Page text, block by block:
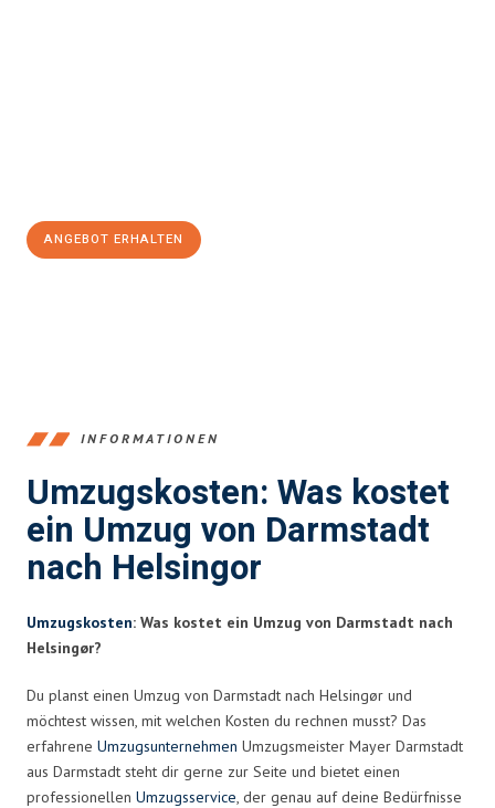
ANGEBOT ERHALTEN
INFORMATIONEN
Umzugskosten: Was kostet
ein Umzug von Darmstadt
nach Helsingor
Umzugskosten: Was kostet ein Umzug von Darmstadt nach
Helsingør?
Du planst einen Umzug von Darmstadt nach Helsingør und
möchtest wissen, mit welchen Kosten du rechnen musst? Das
erfahrene Umzugsunternehmen Umzugsmeister Mayer Darmstadt
aus Darmstadt steht dir gerne zur Seite und bietet einen
professionellen Umzugsservice, der genau auf deine Bedürfnisse